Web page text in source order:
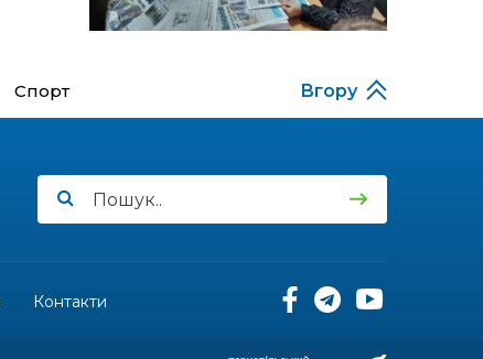
15:30
Бахмутяни відвідали
університету
конкурсі «Молода
людина року – 2026»
Спорт Вгору
Контакти